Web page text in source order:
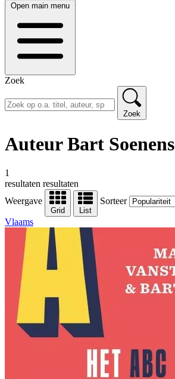
Open main menu
Zoek
Zoek
Auteur Bart Soenens
1
resultaten resultaten
Weergave
Grid List
Sorteer
Vlaams